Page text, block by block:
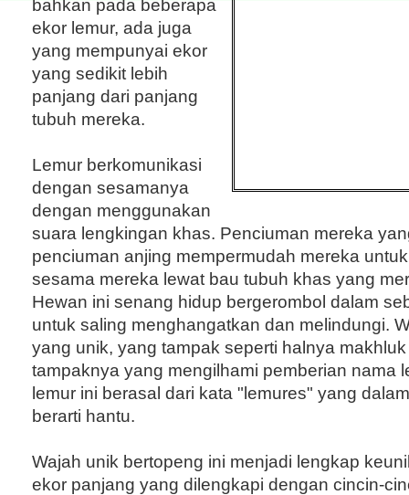
bahkan pada beberapa
ekor lemur, ada juga
yang mempunyai ekor
yang sedikit lebih
panjang dari panjang
tubuh mereka.
Lemur berkomunikasi
dengan sesamanya
dengan menggunakan
suara lengkingan khas. Penciuman mereka
penciuman anjing mempermudah mereka
sesama mereka lewat bau tubuh khas yang
Hewan ini senang hidup bergerombol dalam
untuk saling menghangatkan dan melindungi.
yang unik, yang tampak seperti halnya
tampaknya yang mengilhami pemberian nama
lemur ini berasal dari kata "lemures" yang
berarti hantu.
Wajah unik bertopeng ini menjadi lengkap
ekor panjang yang dilengkapi dengan cincin-